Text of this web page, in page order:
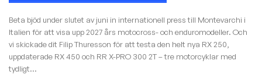
Beta bjöd under slutet av juni in internationell press till Montevarchi i
Italien för att visa upp 2027 års motocross- och enduromodeller. Och
vi skickade dit Filip Thuresson för att testa den helt nya RX 250,
uppdaterade RX 450 och RR X-PRO 300 2T – tre motorcyklar med
tydligt...